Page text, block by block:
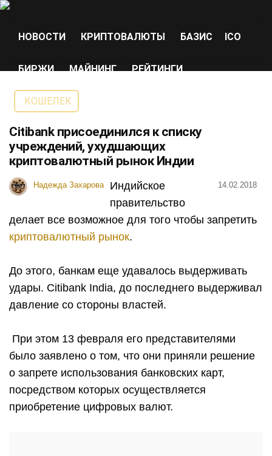
НОВОСТИ КРИПТОВАЛЮТЫ БАЗИС ICO
БИРЖИ МАЙНИНГ РЕЙТИНГИ
КОШЕЛЕК
Citibank присоединился к списку
учреждений, ухудшающих
криптовалютный рынок Индии
Надежда Захарова 14.02.2018
Индийское
правительство
делает все возможное для того чтобы запретить
криптовалютный рынок.
До этого, банкам еще удавалось выдерживать
удары. Citibank India, до последнего выдерживал
давление со стороны властей.
При этом 13 февраля его представителями
было заявлено о том, что они приняли решение
о запрете использования банковских карт,
посредством которых осуществляется
приобретение цифровых валют.